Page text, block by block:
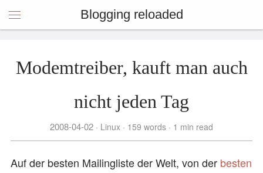
Blogging reloaded
Modemtreiber, kauft man auch
nicht jeden Tag
2008-04-02 Linux 159 words 1 min read
Auf der besten Mailingliste der Welt, von der besten